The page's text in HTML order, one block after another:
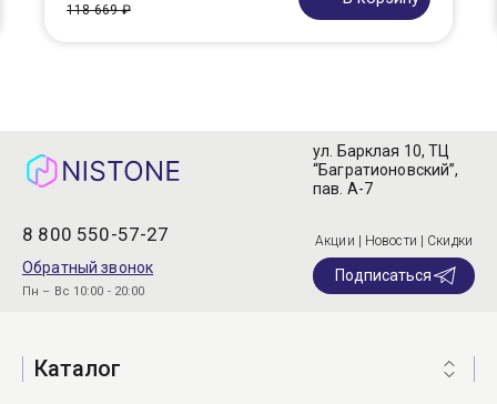
118 669 ₽
8 800 550-57-27
Обратный звонок
Пн – Вс 10:00 - 20:00
ул. Барклая 10, ТЦ
“Багратионовский”,
пав. А-7
Акции | Новости | Скидки
Подписаться
Каталог